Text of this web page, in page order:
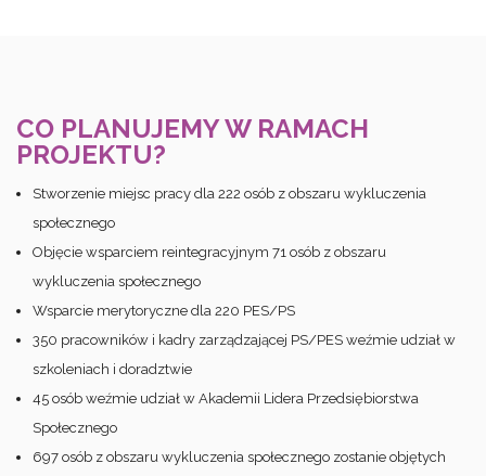
CO PLANUJEMY W RAMACH
PROJEKTU?
Stworzenie miejsc pracy dla 222 osób z obszaru wykluczenia
społecznego
Objęcie wsparciem reintegracyjnym 71 osób z obszaru
wykluczenia społecznego
Wsparcie merytoryczne dla 220 PES/PS
350 pracowników i kadry zarządzającej PS/PES weźmie udział w
szkoleniach i doradztwie
45 osób weźmie udział w Akademii Lidera Przedsiębiorstwa
Społecznego
697 osób z obszaru wykluczenia społecznego zostanie objętych